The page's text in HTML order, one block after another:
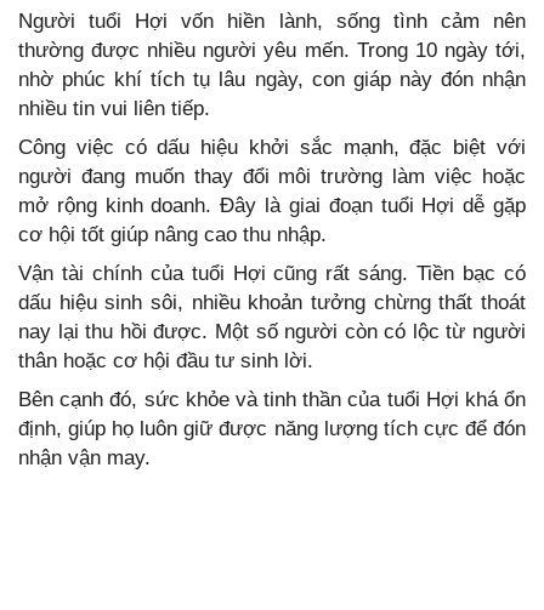
Người tuổi Hợi vốn hiền lành, sống tình cảm nên
thường được nhiều người yêu mến. Trong 10 ngày tới,
nhờ phúc khí tích tụ lâu ngày, con giáp này đón nhận
nhiều tin vui liên tiếp.
Công việc có dấu hiệu khởi sắc mạnh, đặc biệt với
người đang muốn thay đổi môi trường làm việc hoặc
mở rộng kinh doanh. Đây là giai đoạn tuổi Hợi dễ gặp
cơ hội tốt giúp nâng cao thu nhập.
Vận tài chính của tuổi Hợi cũng rất sáng. Tiền bạc có
dấu hiệu sinh sôi, nhiều khoản tưởng chừng thất thoát
nay lại thu hồi được. Một số người còn có lộc từ người
thân hoặc cơ hội đầu tư sinh lời.
Bên cạnh đó, sức khỏe và tinh thần của tuổi Hợi khá ổn
định, giúp họ luôn giữ được năng lượng tích cực để đón
nhận vận may.